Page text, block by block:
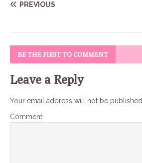
PREVIOUS
BE THE FIRST TO COMMENT
Leave a Reply
Your email address will not be published.
Comment